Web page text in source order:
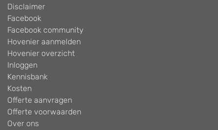
Disclaimer
Facebook
Facebook community
Hovenier aanmelden
Hovenier overzicht
Inloggen
Kennisbank
Kosten
Offerte aanvragen
Offerte voorwaarden
Over ons